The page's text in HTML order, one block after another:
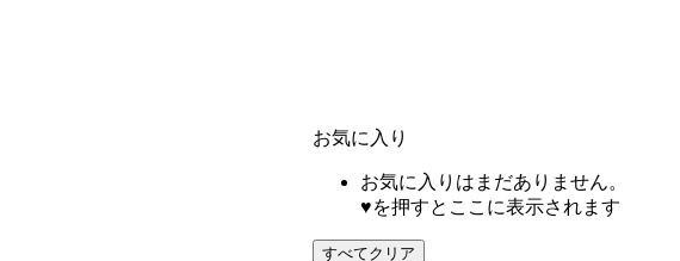
お気に入り
お気に入りはまだありません。
♥を押すとここに表示されます
すべてクリア